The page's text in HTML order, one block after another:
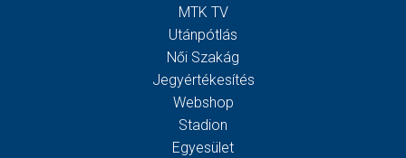
MTK TV
Utánpótlás
Női Szakág
Jegyértékesítés
Webshop
Stadion
Egyesület